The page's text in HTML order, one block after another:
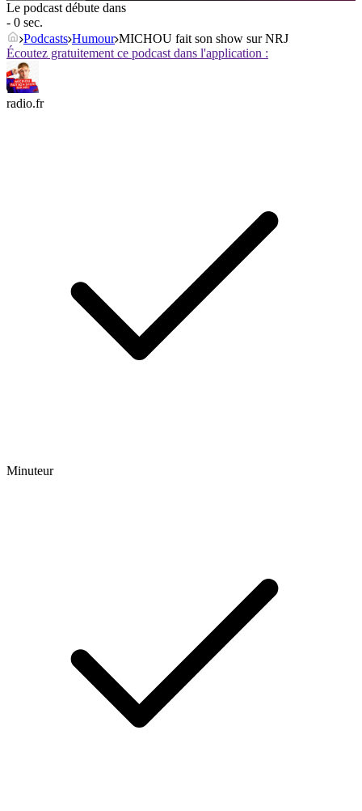
Le podcast débute dans
- 0 sec.
Podcasts Humour MICHOU fait son show sur NRJ
Écoutez gratuitement ce podcast dans l'application :
radio.fr
Minuteur